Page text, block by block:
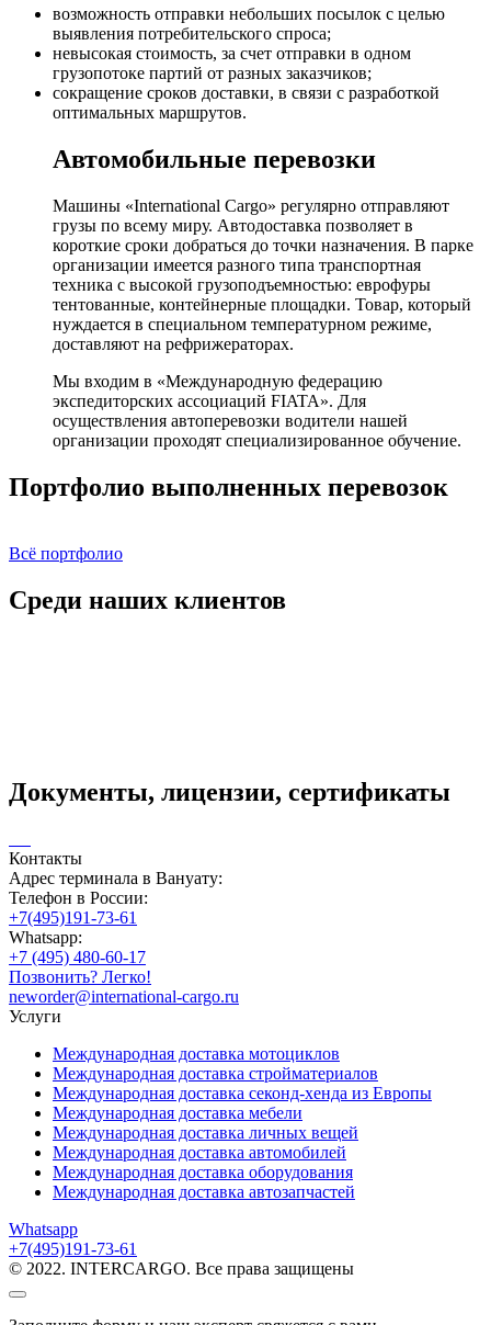
возможность отправки небольших посылок с целью
выявления потребительского спроса;
невысокая стоимость, за счет отправки в одном
грузопотоке партий от разных заказчиков;
сокращение сроков доставки, в связи с разработкой
оптимальных маршрутов.
Автомобильные перевозки
Машины «International Cargo» регулярно отправляют
грузы по всему миру. Автодоставка позволяет в
короткие сроки добраться до точки назначения. В парке
организации имеется разного типа транспортная
техника с высокой грузоподъемностью: еврофуры
тентованные, контейнерные площадки. Товар, который
нуждается в специальном температурном режиме,
доставляют на рефрижераторах.
Мы входим в «Международную федерацию
экспедиторских ассоциаций FIATA». Для
осуществления автоперевозки водители нашей
организации проходят специализированное обучение.
Портфолио выполненных перевозок
Всё портфолио
Среди наших клиентов
Документы, лицензии, сертификаты
Контакты
Адрес терминала в Вануату:
Телефон в России:
+7(495)191-73-61
Whatsapp:
+7 (495) 480-60-17
Позвонить? Легко!
neworder@international-cargo.ru
Услуги
Международная доставка мотоциклов
Международная доставка стройматериалов
Международная доставка секонд-хенда из Европы
Международная доставка мебели
Международная доставка личных вещей
Международная доставка автомобилей
Международная доставка оборудования
Международная доставка автозапчастей
Whatsapp
+7(495)191-73-61
© 2022. INTERCARGO. Все права защищены